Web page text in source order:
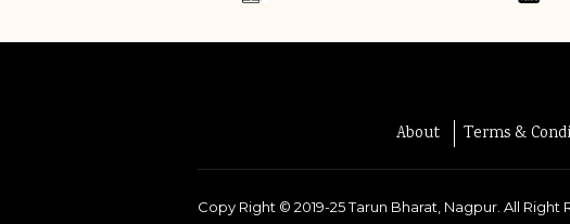
About Terms &
Copy Right © 2019-25Tarun Bharat, Nagpur. All Right